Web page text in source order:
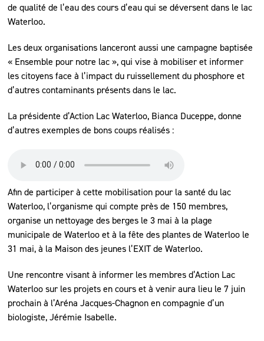
de qualité de l’eau des cours d’eau qui se déversent dans le lac
Waterloo.
Les deux organisations lanceront aussi une campagne baptisée
« Ensemble pour notre lac », qui vise à mobiliser et informer
les citoyens face à l’impact du ruissellement du phosphore et
d’autres contaminants présents dans le lac.
La présidente d’Action Lac Waterloo, Bianca Duceppe, donne
d’autres exemples de bons coups réalisés :
Afin de participer à cette mobilisation pour la santé du lac
Waterloo, l’organisme qui compte près de 150 membres,
organise un nettoyage des berges le 3 mai à la plage
municipale de Waterloo et à la fête des plantes de Waterloo le
31 mai, à la Maison des jeunes l’EXIT de Waterloo.
Une rencontre visant à informer les membres d’Action Lac
Waterloo sur les projets en cours et à venir aura lieu le 7 juin
prochain à l’Aréna Jacques-Chagnon en compagnie d’un
biologiste, Jérémie Isabelle.